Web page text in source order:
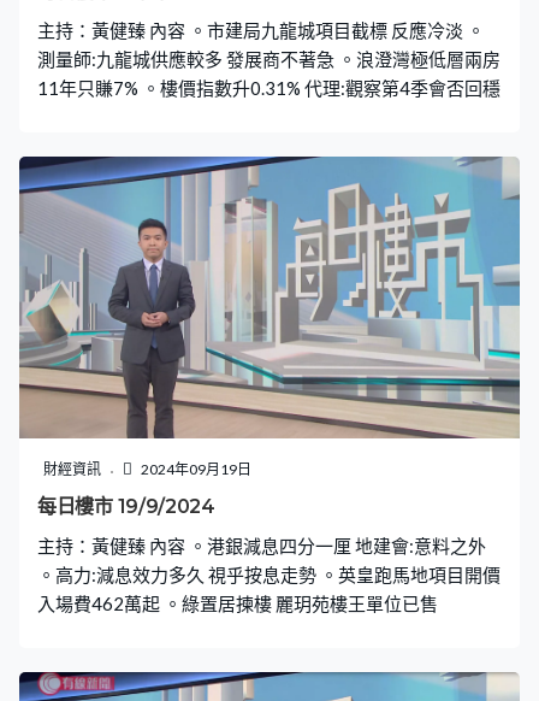
主持：黃健臻 內容 。市建局九龍城項目截標 反應冷淡 。
測量師:九龍城供應較多 發展商不著急 。浪澄灣極低層兩房
11年只賺7% 。樓價指數升0.31% 代理:觀察第4季會否回穩
財經資訊 2024年09月19日
每日樓市 19/9/2024
主持：黃健臻 內容 。港銀減息四分一厘 地建會:意料之外
。高力:減息效力多久 視乎按息走勢 。英皇跑馬地項目開價
入場費462萬起 。綠置居揀樓 麗玥苑樓王單位已售